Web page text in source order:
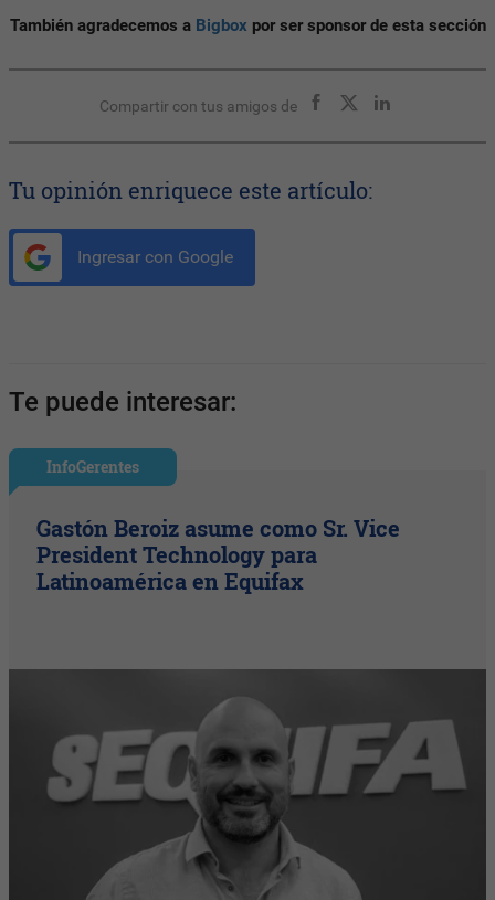
También agradecemos a Bigbox por ser sponsor de esta sección
Compartir con tus amigos de
Tu opinión enriquece este artículo:
Ingresar con Google
Te puede interesar:
InfoGerentes
Gastón Beroiz asume como Sr. Vice
President Technology para
Latinoamérica en Equifax